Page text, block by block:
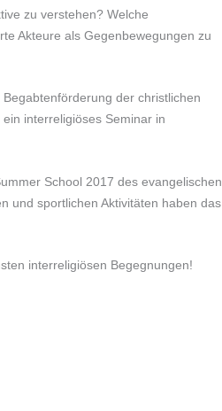
zu verstehen? Welche
Akteure als Gegenbewegungen zu
der christlichen
interreligiöses Seminar in
School 2017 des evangelischen
und sportlichen Aktivitäten haben das
interreligiösen Begegnungen!